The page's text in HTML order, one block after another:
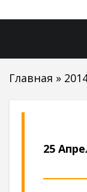
Главная »
25